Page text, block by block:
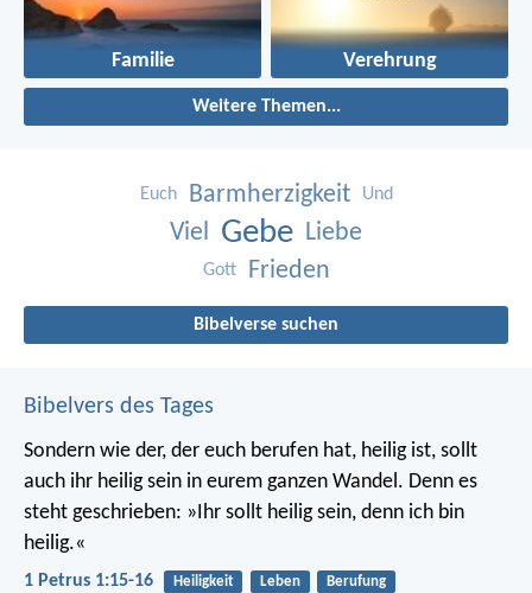
Familie Verehrung
Weitere Themen...
Euch Barmherzigkeit Und
Viel Gebe Liebe
Gott Frieden
Bibelverse suchen
Bibelvers des Tages
Sondern wie der, der euch berufen hat, heilig ist, sollt
auch ihr heilig sein in eurem ganzen Wandel. Denn es
steht geschrieben: »Ihr sollt heilig sein, denn ich bin
heilig.«
1 Petrus 1:15-16 Heiligkeit Leben Berufung